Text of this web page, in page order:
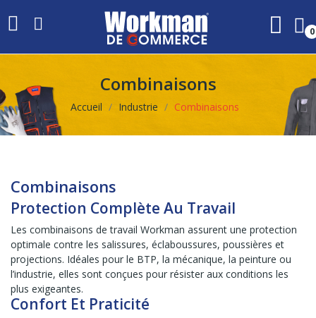
0
Combinaisons
Accueil Industrie Combinaisons
Combinaisons
Protection Complète Au Travail
Les combinaisons de travail Workman assurent une protection
optimale contre les salissures, éclaboussures, poussières et
projections. Idéales pour le BTP, la mécanique, la peinture ou
l’industrie, elles sont conçues pour résister aux conditions les
plus exigeantes.
Confort Et Praticité